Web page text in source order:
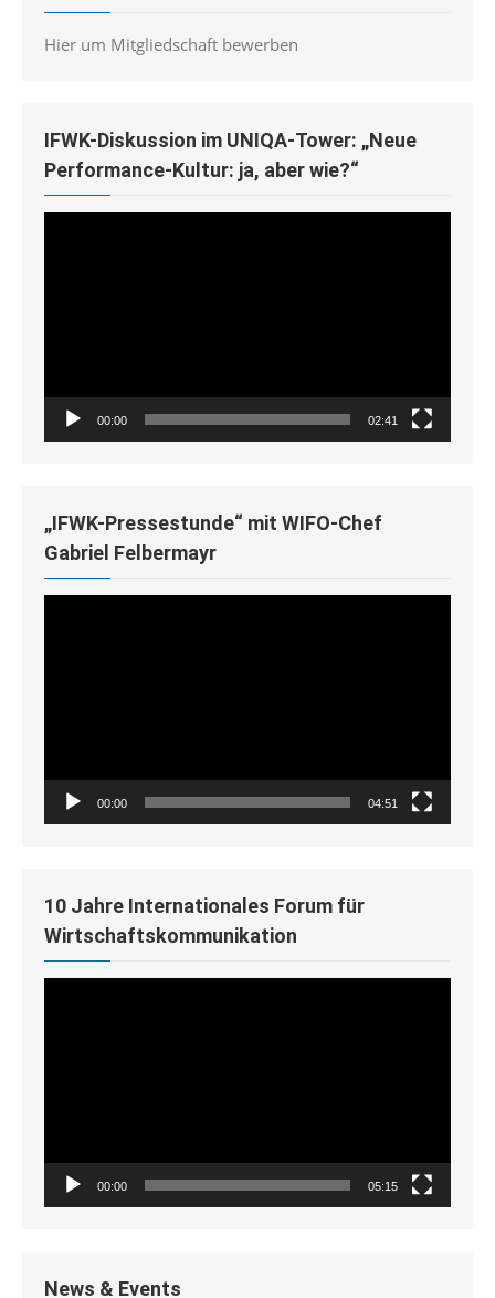
Hier um Mitgliedschaft bewerben
IFWK-Diskussion im UNIQA-Tower: „Neue
Performance-Kultur: ja, aber wie?“
00:00 02:41
„IFWK-Pressestunde“ mit WIFO-Chef
Gabriel Felbermayr
00:00 04:51
10 Jahre Internationales Forum für
Wirtschaftskommunikation
00:00 05:15
News & Events